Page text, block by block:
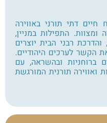
חיים דתי תורני באווירה
התפילות במניין,
רבני הבית יוצרים
הקשר לערכים היהודיים.
ברוחניות ובהשראה, עם
ואווירה תורנית המורגשת